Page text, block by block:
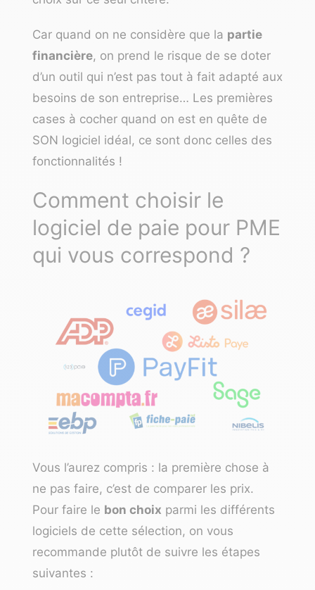
Car quand on ne considère que la partie
financière, on prend le risque de se doter
d’un outil qui n’est pas tout à fait adapté aux
besoins de son entreprise… Les premières
cases à cocher quand on est en quête de
SON logiciel idéal, ce sont donc celles des
fonctionnalités !
Comment choisir le
logiciel de paie pour PME
qui vous correspond ?
Vous l’aurez compris : la première chose à
ne pas faire, c’est de comparer les prix.
Pour faire le bon choix parmi les différents
logiciels de cette sélection, on vous
recommande plutôt de suivre les étapes
suivantes :